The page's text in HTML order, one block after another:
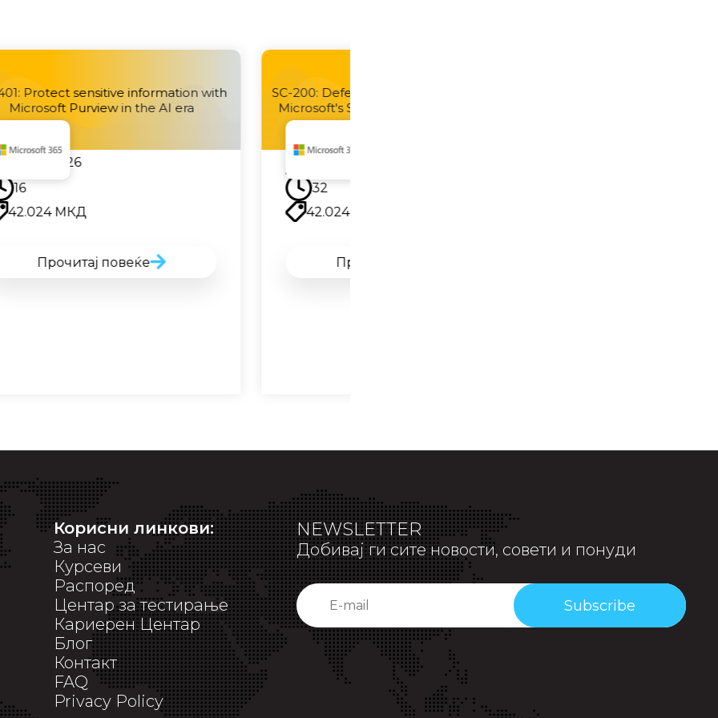
with
SC-200: Defend Against Cyberthreats with
Microsoft's Security Operations Platform
Прочитај повеќе
Корисни линкови:
За нас
Курсеви
Распоред
Центар за тестирање
Кариерен Центар
Блог
Контакт
FAQ
Privacy Policy
NEWSLETTER
Добивај ги сите новости, совети и понуди
Subscribe